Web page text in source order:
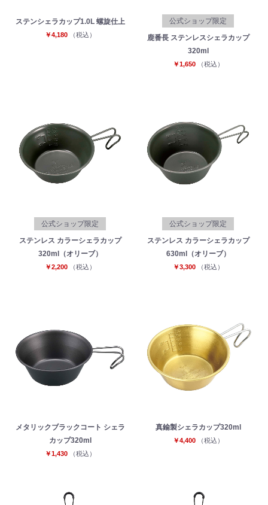
ステンシェラカップ1.0L 螺旋仕上
￥4,180 （税込）
公式ショップ限定
鹿番長 ステンレスシェラカップ
320ml
￥1,650 （税込）
公式ショップ限定
ステンレス カラーシェラカップ
320ml（オリーブ）
￥2,200 （税込）
公式ショップ限定
ステンレス カラーシェラカップ
630ml（オリーブ）
￥3,300 （税込）
メタリックブラックコート シェラ
カップ320ml
￥1,430 （税込）
真鍮製シェラカップ320ml
￥4,400 （税込）